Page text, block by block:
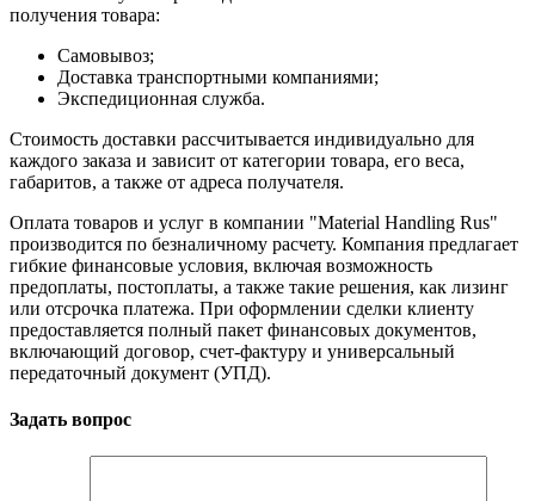
получения товара:
Самовывоз;
Доставка транспортными компаниями;
Экспедиционная служба.
Стоимость доставки рассчитывается индивидуально для
каждого заказа и зависит от категории товара, его веса,
габаритов, а также от адреса получателя.
Оплата товаров и услуг в компании "Material Handling Rus"
производится по безналичному расчету. Компания предлагает
гибкие финансовые условия, включая возможность
предоплаты, постоплаты, а также такие решения, как лизинг
или отсрочка платежа. При оформлении сделки клиенту
предоставляется полный пакет финансовых документов,
включающий договор, счет-фактуру и универсальный
передаточный документ (УПД).
Задать вопрос